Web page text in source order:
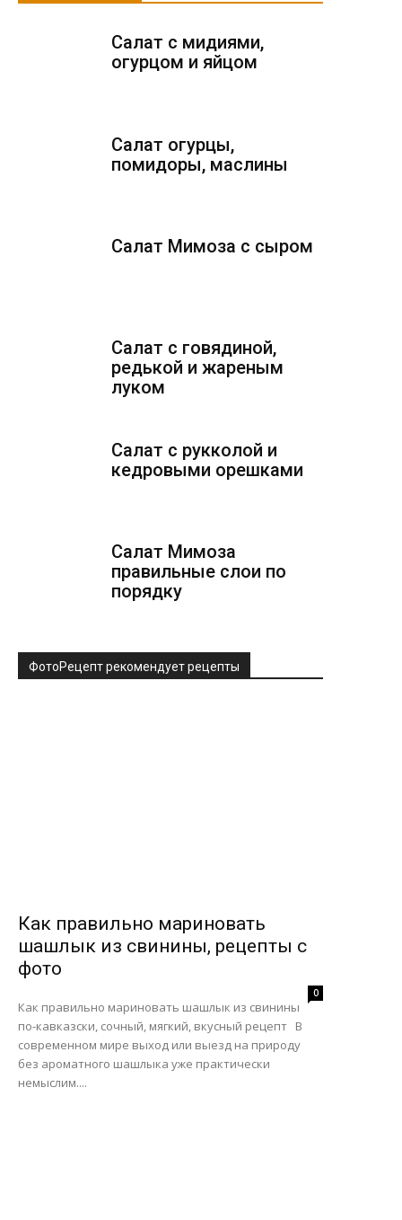
Салат с мидиями,
огурцом и яйцом
Салат огурцы,
помидоры, маслины
Салат Мимоза с сыром
Салат с говядиной,
редькой и жареным
луком
Салат с рукколой и
кедровыми орешками
Салат Мимоза
правильные слои по
порядку
ФотоРецепт рекомендует рецепты
Как правильно мариновать
шашлык из свинины, рецепты с
фото
0
Как правильно мариновать шашлык из свинины
по-кавказски, сочный, мягкий, вкусный рецепт В
современном мире выход или выезд на природу
без ароматного шашлыка уже практически
немыслим....